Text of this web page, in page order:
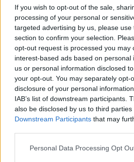
If you wish to opt-out of the sale,
processing of your personal or
targeted advertising by us, please
section to confirm your selection.
opt-out request is processed you may
interest-based ads based on personal
us or personal information disclosed
your opt-out. You may separately opt-
disclosure of your personal
IAB’s list of downstream participants.
also be disclosed by us to third parties
Downstream Participants that may
Personal Data Processing Opt
para destacar la importancia de
tecnología inalámbrica de acceso
contribución a la reducción de la
mundial.
Días mundiales raros,
divertidos sobre
9 de enero -
Día Mundial de la
El 9 de enero se celebra una
Es el Día Mundial de la